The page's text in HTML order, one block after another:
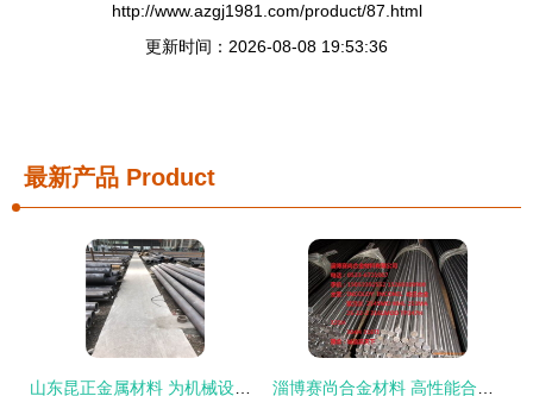
http://www.azgj1981.com/product/87.html
更新时间：2026-08-08 19:53:36
最新产品 Product